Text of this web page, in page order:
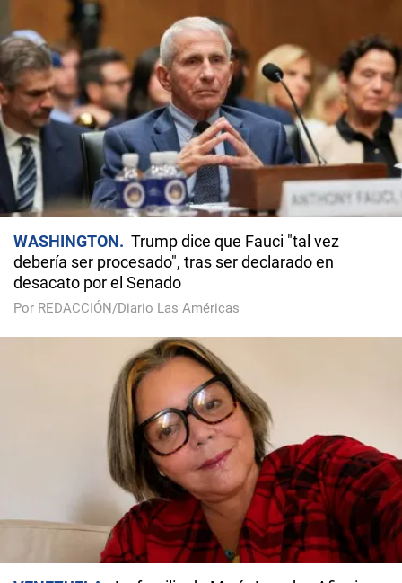
WASHINGTON
Trump dice que Fauci "tal vez
debería ser procesado", tras ser declarado en
desacato por el Senado
Por REDACCIÓN/Diario Las Américas